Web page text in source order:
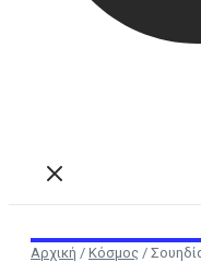
Αρχική / Κόσμος /